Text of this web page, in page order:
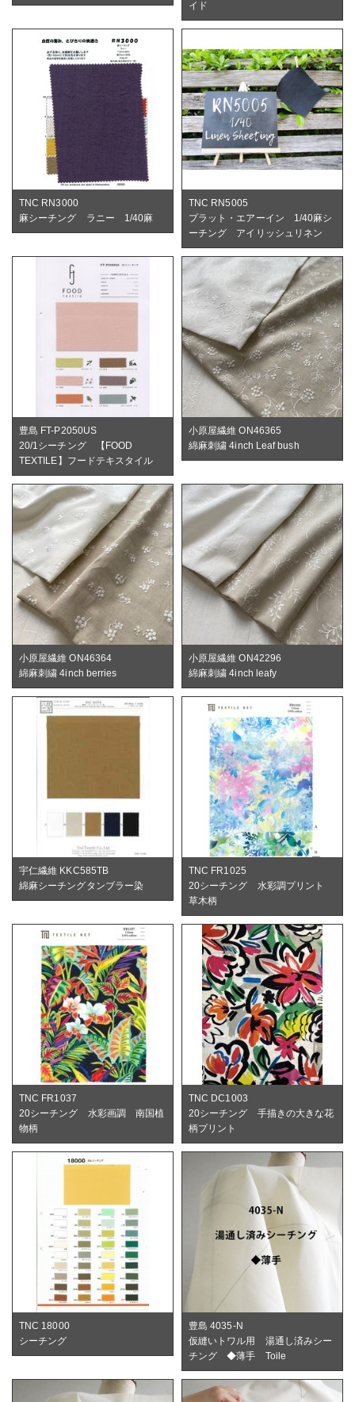
イド
TNC RN3000
麻シーチング ラニー 1/40麻
TNC RN5005
プラット・エアーイン 1/40麻シ
ーチング アイリッシュリネン
豊島 FT-P2050US
20/1シーチング 【FOOD
TEXTILE】フードテキスタイル
小原屋繊維 ON46365
綿麻刺繍 4inch Leaf bush
小原屋繊維 ON46364
綿麻刺繍 4inch berries
小原屋繊維 ON42296
綿麻刺繍 4inch leafy
宇仁繊維 KKC585TB
綿麻シーチングタンブラー染
TNC FR1025
20シーチング 水彩調プリント
草木柄
TNC FR1037
20シーチング 水彩画調 南国植
物柄
TNC DC1003
20シーチング 手描きの大きな花
柄プリント
TNC 18000
シーチング
豊島 4035-N
仮縫いトワル用 湯通し済みシー
チング ◆薄手 Toile